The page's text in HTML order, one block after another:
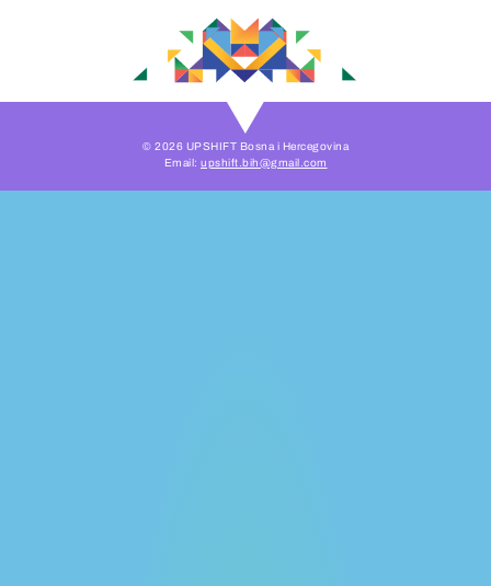
© 2026 UPSHIFT Bosna i Hercegovina
Email: upshift.bih@gmail.com